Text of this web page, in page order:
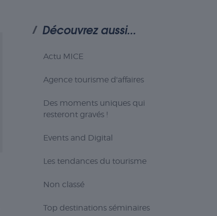
Découvrez aussi...
Actu MICE
Agence tourisme d'affaires
Des moments uniques qui
resteront gravés !
Events and Digital
Les tendances du tourisme
Non classé
Top destinations séminaires